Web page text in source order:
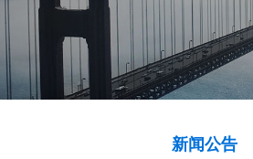
新闻公告